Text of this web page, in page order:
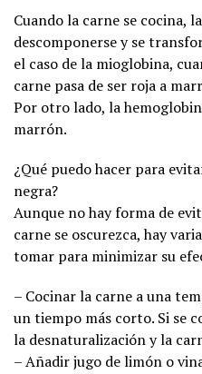
Cuando la carne se cocina,
descomponerse y se
el caso de la mioglobina,
carne pasa de ser roja a
Por otro lado, la
marrón.
¿Qué puedo hacer para
negra?
Aunque no hay forma de
carne se oscurezca, hay
tomar para minimizar su
– Cocinar la carne a una
un tiempo más corto. Si se
la desnaturalización y la
– Añadir jugo de limón o